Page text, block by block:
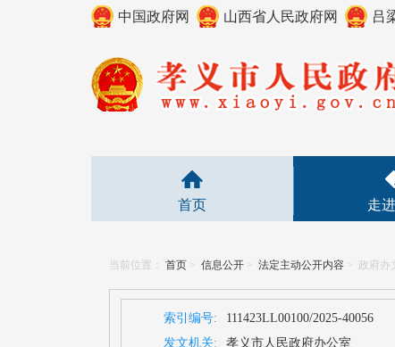
中国政府网 山西省人民政府网 吕
首页 走
当前位置： 首页 > 信息公开 > 法定主动公开内容 > 政府办
索引编号:
111423LL00100/2025-40056
发文机关:
孝义市人民政府办公室